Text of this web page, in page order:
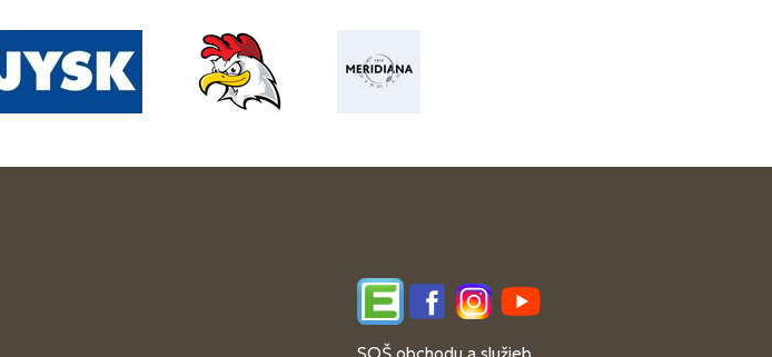
EdupageFacebookInstagramYouTube